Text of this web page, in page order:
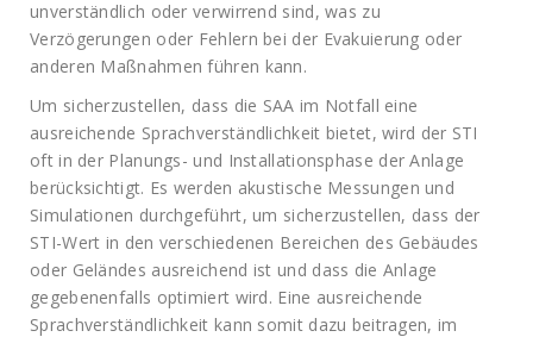
unverständlich oder verwirrend sind, was zu
Verzögerungen oder Fehlern bei der Evakuierung oder
anderen Maßnahmen führen kann.
Um sicherzustellen, dass die SAA im Notfall eine
ausreichende Sprachverständlichkeit bietet, wird der STI
oft in der Planungs- und Installationsphase der Anlage
berücksichtigt. Es werden akustische Messungen und
Simulationen durchgeführt, um sicherzustellen, dass der
STI-Wert in den verschiedenen Bereichen des Gebäudes
oder Geländes ausreichend ist und dass die Anlage
gegebenenfalls optimiert wird. Eine ausreichende
Sprachverständlichkeit kann somit dazu beitragen, im